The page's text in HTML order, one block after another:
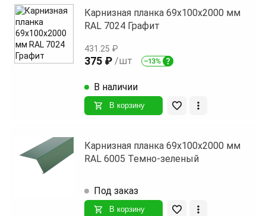
Карнизная планка 69х100х2000 мм
RAL 7024 Графит
431.25 ₽
375 ₽ /шт
В наличии
В корзину
Карнизная планка 69х100х2000 мм
RAL 6005 Темно-зеленый
Под заказ
В корзину